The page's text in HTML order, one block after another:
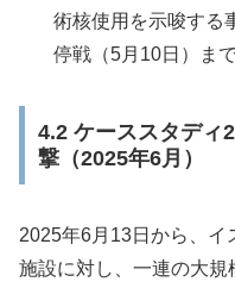
術核使用を示唆する
停戦（5月10日）ま
4.2 ケーススタディ
撃（2025年6月）
2025年6月13日から、イ
施設に対し、一連の大規